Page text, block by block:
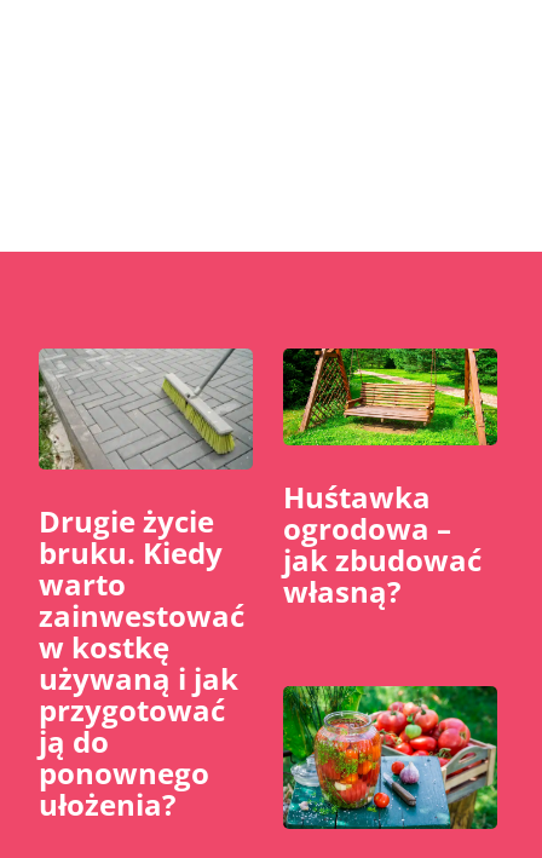
​Drugie życie
bruku. Kiedy
warto
zainwestować
w kostkę
używaną i jak
przygotować
ją do
ponownego
ułożenia?
Huśtawka
ogrodowa –
jak zbudować
własną?